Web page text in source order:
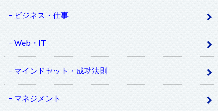
ビジネス・仕事
Web・IT
マインドセット・成功法則
マネジメント